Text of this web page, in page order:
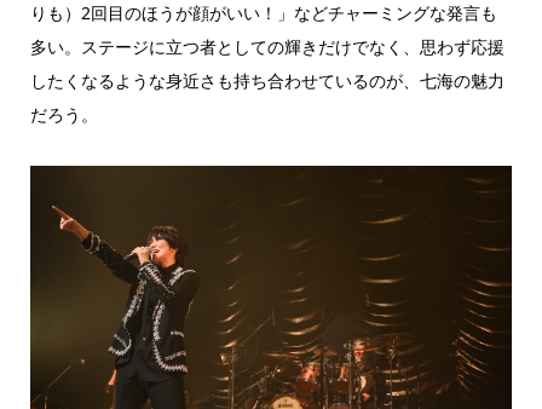
りも）2回目のほうが顔がいい！」などチャーミングな発言も
多い。ステージに立つ者としての輝きだけでなく、思わず応援
したくなるような身近さも持ち合わせているのが、七海の魅力
だろう。